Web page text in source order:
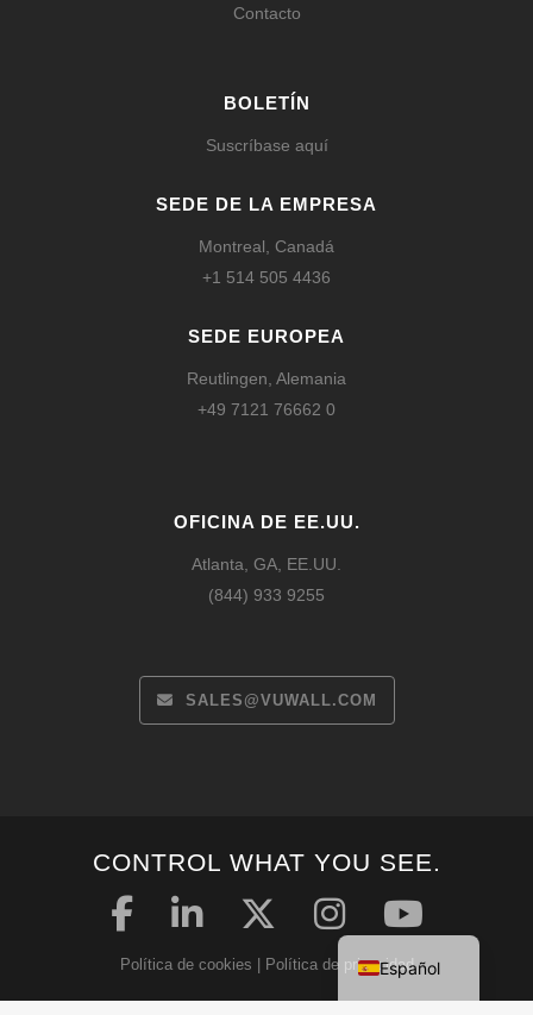
Contacto
BOLETÍN
Suscríbase aquí
SEDE DE LA EMPRESA
Montreal, Canadá
+1 514 505 4436
SEDE EUROPEA
Reutlingen, Alemania
+49 7121 76662 0
OFICINA DE EE.UU.
Atlanta, GA, EE.UU.
(844) 933 9255
SALES@VUWALL.COM
CONTROL WHAT YOU SEE.
Política de cookies Política de privacidad
Español
English
Français